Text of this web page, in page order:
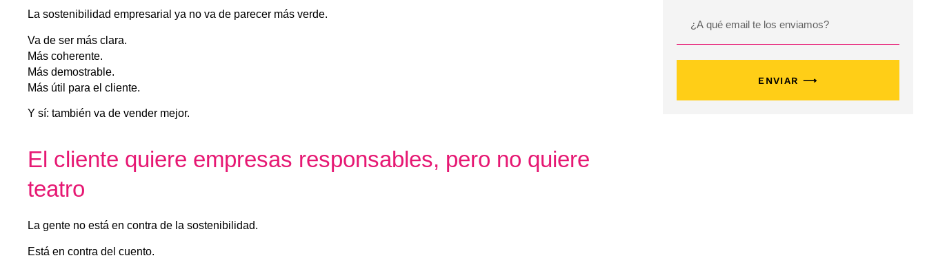
La sostenibilidad empresarial ya no va de parecer más verde.
Va de ser más clara.
Más coherente.
Más demostrable.
Más útil para el cliente.
Y sí: también va de vender mejor.
El cliente quiere empresas responsables, pero no quiere
teatro
La gente no está en contra de la sostenibilidad.
Está en contra del cuento.
ENVIAR ⟶